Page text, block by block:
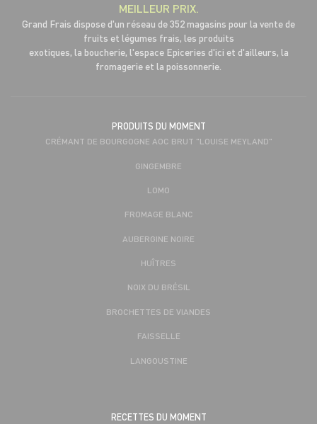
MEILLEUR PRIX.
Grand Frais dispose d'un réseau de 352 magasins pour la vente de
fruits et légumes frais, les produits
exotiques, la boucherie, l'espace Epiceries d'ici et d'ailleurs, la
fromagerie et la poissonnerie.
PRODUITS DU MOMENT
CRÉMANT DE BOURGOGNE AOC BRUT "LOUISE MEYLAND"
GINGEMBRE
LOMO
FROMAGE BLANC
AUBERGINE NOIRE
HUÎTRES
NOIX DU BRÉSIL
BROCHETTES DE VIANDES
FAISSELLE
LANGOUSTINE
RECETTES DU MOMENT